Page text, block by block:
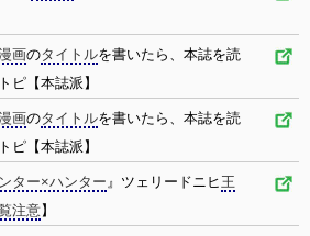
画のタイトルを書いたら、本誌を読
ピ【本誌派】
画のタイトルを書いたら、本誌を読
ピ【本誌派】
ター×ハンター』ツェリードニヒ 王
注意】